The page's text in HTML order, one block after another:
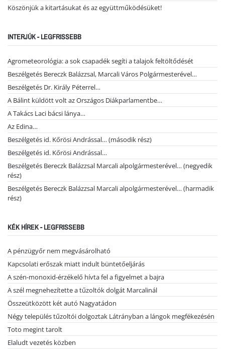
Köszönjük a kitartásukat és az együttműködésüket!
INTERJÚK - LEGFRISSEBB
Agrometeorológia: a sok csapadék segíti a talajok feltöltődését
Beszélgetés Bereczk Balázzsal, Marcali Város Polgármesterével…
Beszélgetés Dr. Király Péterrel…
A Bálint küldött volt az Országos Diákparlamentbe…
A Takács Laci bácsi lánya…
Az Edina…
Beszélgetés id. Kőrösi Andrással… (második rész)
Beszélgetés id. Kőrösi Andrással…
Beszélgetés Bereczk Balázzsal Marcali alpolgármesterével… (negyedik
rész)
Beszélgetés Bereczk Balázzsal Marcali alpolgármesterével… (harmadik
rész)
KÉK HÍREK - LEGFRISSEBB
A pénzügyőr nem megvásárolható
Kapcsolati erőszak miatt indult büntetőeljárás
A szén-monoxid-érzékelő hívta fel a figyelmet a bajra
A szél megnehezítette a tűzoltók dolgát Marcalinál
Összeütközött két autó Nagyatádon
Négy település tűzoltói dolgoztak Látrányban a lángok megfékezésén
Toto megint tarolt
Elaludt vezetés közben